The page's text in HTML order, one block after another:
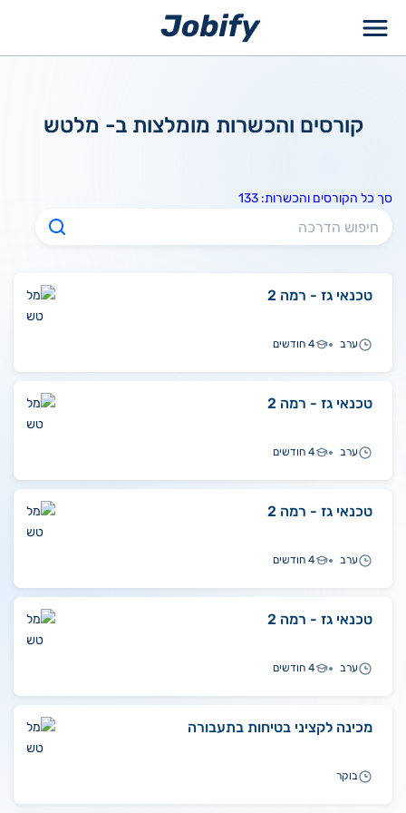
קורסים והכשרות מומלצות ב- מלטש
סך כל הקורסים והכשרות: 133
טכנאי גז - רמה 2
ערב 4 חודשים
טכנאי גז - רמה 2
ערב 4 חודשים
טכנאי גז - רמה 2
ערב 4 חודשים
טכנאי גז - רמה 2
ערב 4 חודשים
מכינה לקציני בטיחות בתעבורה
בוקר